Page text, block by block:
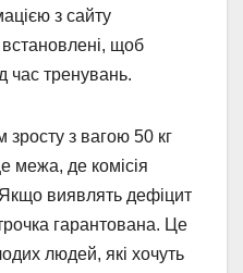
з сайту
встановлені, щоб
час тренувань.
з вагою 50 кг
межа, де комісія
виявлять дефіцит
гарантована. Це
людей, які хочуть